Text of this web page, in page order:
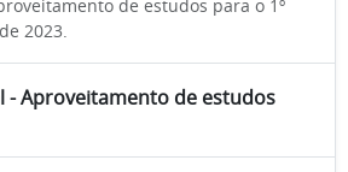
de estudos para o 1º
2023.
- Aproveitamento de estudos